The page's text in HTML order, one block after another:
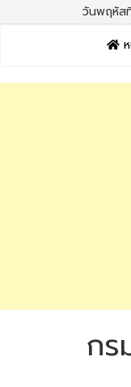
วันพฤหัส
กร